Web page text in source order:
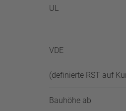
UL
VDE
(definierte RST auf
Bauhöhe ab